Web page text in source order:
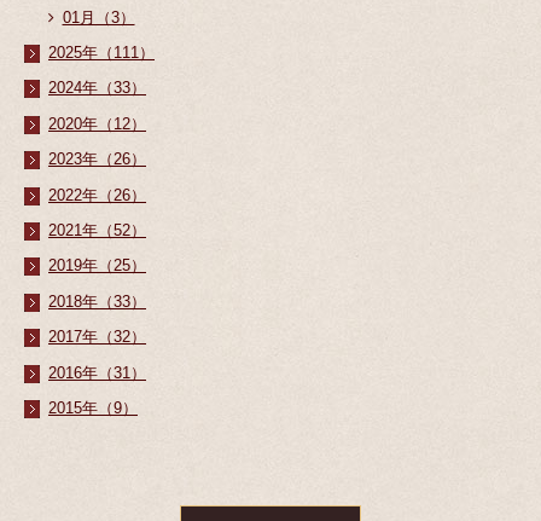
01月（3）
2025年（111）
2024年（33）
2020年（12）
2023年（26）
2022年（26）
2021年（52）
2019年（25）
2018年（33）
2017年（32）
2016年（31）
2015年（9）